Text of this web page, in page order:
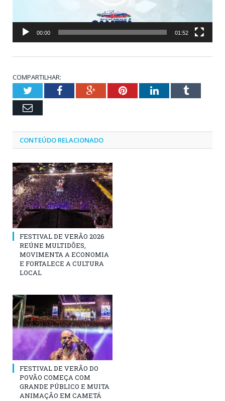
00:00 01:52
COMPARTILHAR:
TwitterFacebookGoogle+PinterestLinkedInTumblr
Email
CONTEÚDO RELACIONADO
FESTIVAL DE VERÃO 2026
REÚNE MULTIDÕES,
MOVIMENTA A ECONOMIA
E FORTALECE A CULTURA
LOCAL
FESTIVAL DE VERÃO DO
POVÃO COMEÇA COM
GRANDE PÚBLICO E MUITA
ANIMAÇÃO EM CAMETÁ